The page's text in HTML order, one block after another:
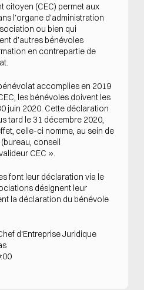
citoyen (CEC) permet aux
l’organe d’administration
ou bien qui
d’autres bénévoles
en contrepartie de
accomplies en 2019
les bénévoles doivent les
juin 2020. Cette déclaration
tard le 31 décembre 2020,
celle-ci nomme, au sein de
conseil
CEC ».
font leur déclaration via le
désignent leur
la déclaration du bénévole
d'Entreprise Juridique